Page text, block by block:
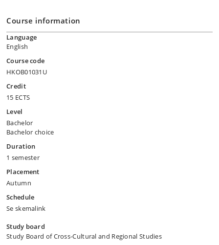
Course information
Language
English
Course code
HKOB01031U
Credit
15 ECTS
Level
Bachelor
Bachelor choice
Duration
1 semester
Placement
Autumn
Schedule
Se skemalink
Study board
Study Board of Cross-Cultural and Regional Studies